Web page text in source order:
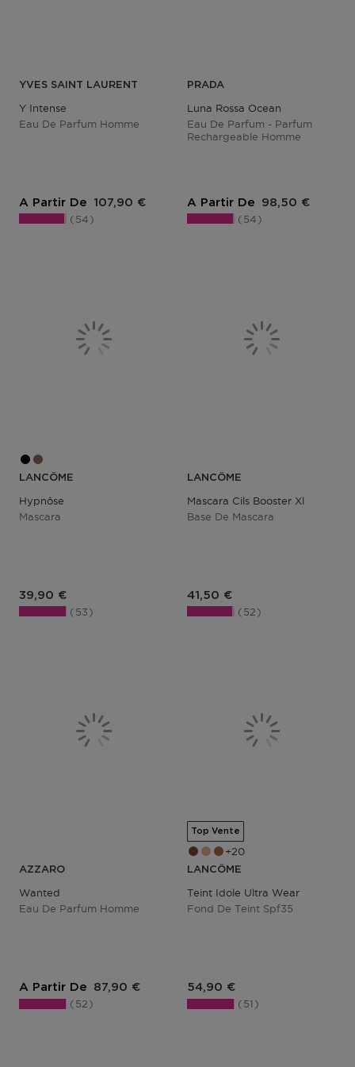
YVES SAINT LAURENT
Y Intense
Eau De Parfum Homme
A Partir De Prix du produit
107,90 €
54
PRADA
Luna Rossa Ocean
Eau De Parfum - Parfum
Rechargeable Homme
A Partir De Prix du produit
98,50 €
54
LANCÔME
Hypnôse
Mascara
Prix du produit
39,90 €
53
LANCÔME
Mascara Cils Booster Xl
Base De Mascara
Prix du produit
41,50 €
52
AZZARO
Wanted
Eau De Parfum Homme
A Partir De Prix du produit
87,90 €
52
20
Top Vente
LANCÔME
Teint Idole Ultra Wear
Fond De Teint Spf35
Prix du produit
54,90 €
51